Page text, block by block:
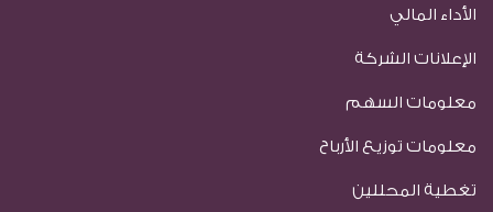
الأداء المالي
الإعلانات الشركة
معلومات السهم
معلومات توزيع الأرباح
تغطية المحللين